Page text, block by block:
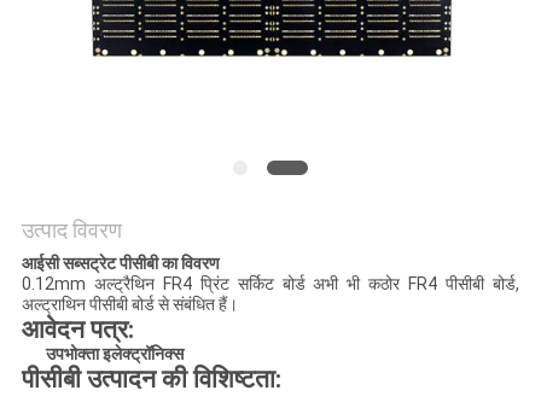
PRIVACY
उत्पाद विवरण
आईसी सब्सट्रेट पीसीबी का विवरण
0.12mm अल्ट्रैथिन FR4 प्रिंट सर्किट बोर्ड अभी भी कठोर FR4 पीसीबी बोर्ड,
अल्ट्राथिन पीसीबी बोर्ड से संबंधित हैं।
आवेदन पत्र:
उपभोक्ता इलेक्ट्रॉनिक्स
पीसीबी उत्पादन की विशिष्टता: